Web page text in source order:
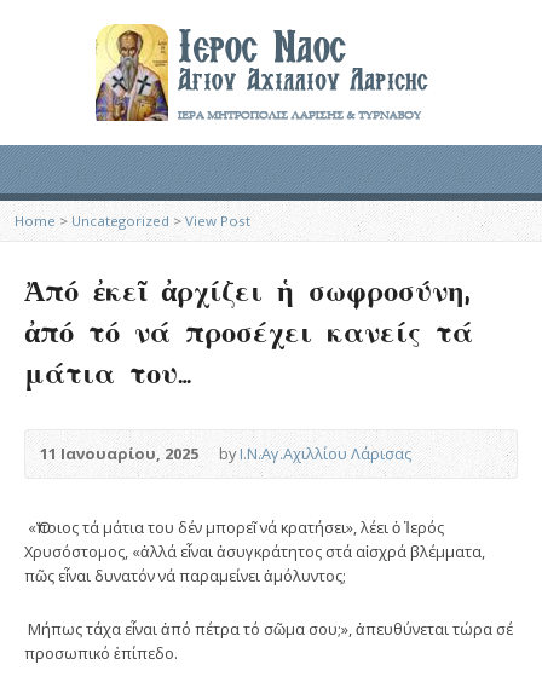
Home > Uncategorized > View Post
Ἀπό ἐκεῖ ἀρχίζει ἡ σωφροσύνη,
ἀπό τό νά προσέχει κανείς τά
μάτια του…
11 Ιανουαρίου, 2025 byΙ.Ν.Αγ.Αχιλλίου Λάρισας
«Ὅποιος τά μάτια του δέν μπορεῖ νά κρατήσει», λέει ὁ Ἱερός
Χρυσόστομος, «ἀλλά εἶναι ἀσυγκράτητος στά αἰσχρά βλέμματα,
πῶς εἶναι δυνατόν νά παραμείνει ἀμόλυντος;
Μήπως τάχα εἶναι ἀπό πέτρα τό σῶμα σου;», ἀπευθύνεται τώρα σέ
προσωπικό ἐπίπεδο.